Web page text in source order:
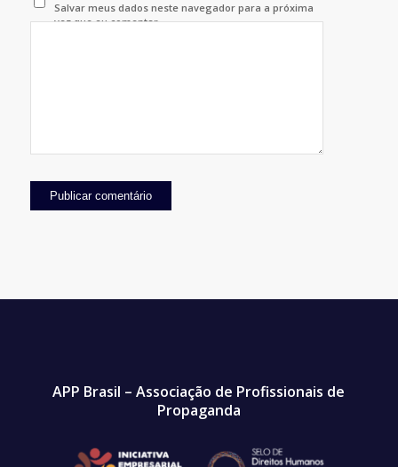
Salvar meus dados neste navegador para a próxima
vez que eu comentar.
APP Brasil – Associação de Profissionais de
Propaganda